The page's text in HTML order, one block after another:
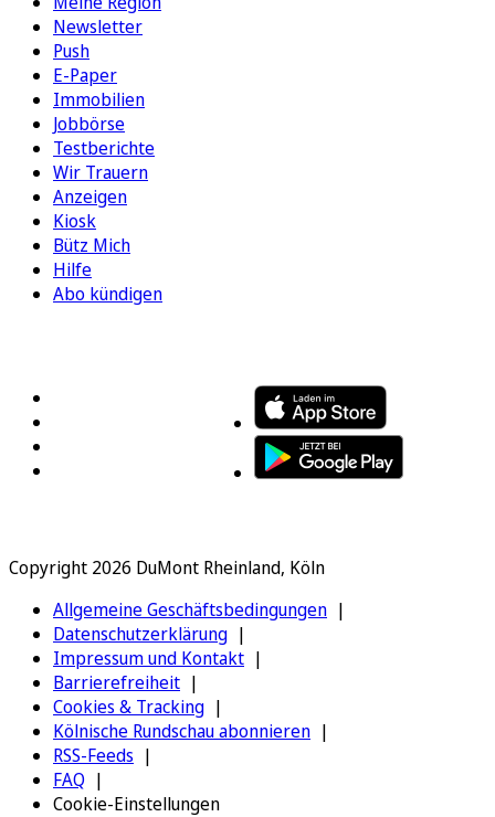
Newsletter
Push
E-Paper
Immobilien
Jobbörse
Testberichte
Wir Trauern
Anzeigen
Kiosk
Bütz Mich
Hilfe
Abo kündigen
Copyright 2026 DuMont Rheinland, Köln
Allgemeine Geschäftsbedingungen
Datenschutzerklärung
Impressum und Kontakt
Barrierefreiheit
Cookies & Tracking
Kölnische Rundschau abonnieren
RSS-Feeds
FAQ
Cookie-Einstellungen